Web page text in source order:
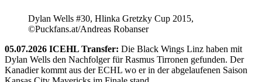
Dylan Wells #30, Hlinka Gretzky Cup 2015,
©Puckfans.at/Andreas Robanser
05.07.2026 ICEHL Transfer: Die Black Wings Linz haben mit
Dylan Wells den Nachfolger für Rasmus Tirronen gefunden. Der
Kanadier kommt aus der ECHL wo er in der abgelaufenen Saison